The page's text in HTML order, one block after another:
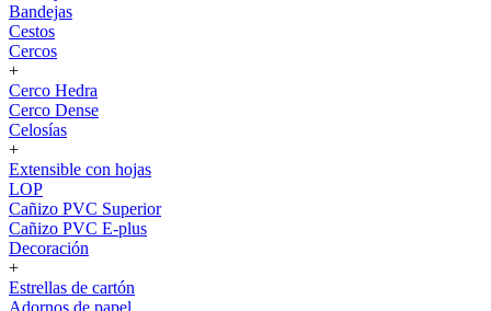
Bandejas
Cestos
Cercos
+
Cerco Hedra
Cerco Dense
Celosías
+
Extensible con hojas
LOP
Cañizo PVC Superior
Cañizo PVC E-plus
Decoración
+
Estrellas de cartón
Adornos de papel